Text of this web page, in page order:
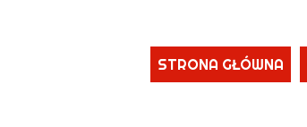
STRONA GŁÓWNA